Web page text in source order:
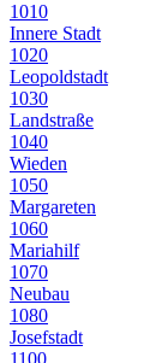
1010
Innere Stadt
1020
Leopoldstadt
1030
Landstraße
1040
Wieden
1050
Margareten
1060
Mariahilf
1070
Neubau
1080
Josefstadt